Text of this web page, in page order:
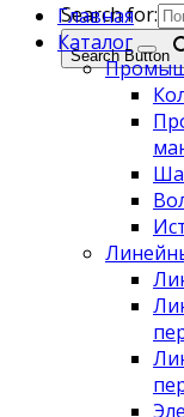
Search for:
Search Button
Главная
Каталог